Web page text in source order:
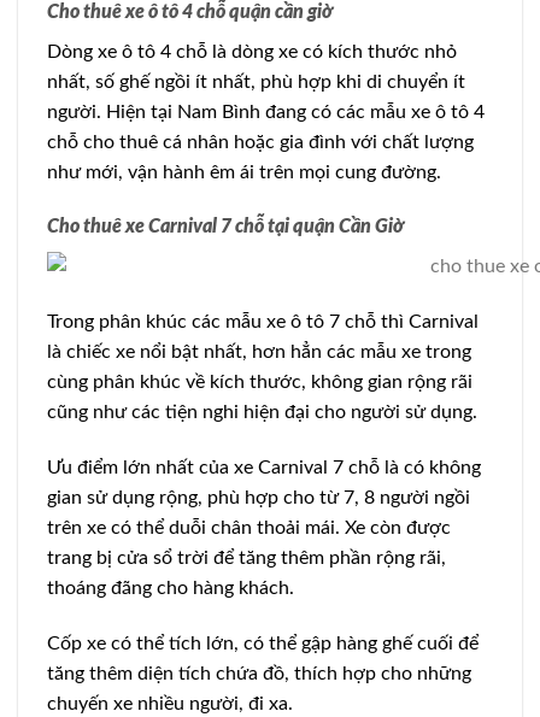
Cho thuê xe ô tô 4 chỗ quận cần giờ
Dòng xe ô tô 4 chỗ là dòng xe có kích thước nhỏ
nhất, số ghế ngồi ít nhất, phù hợp khi di chuyển ít
người. Hiện tại Nam Bình đang có các mẫu xe ô tô 4
chỗ cho thuê cá nhân hoặc gia đình với chất lượng
như mới, vận hành êm ái trên mọi cung đường.
Cho thuê xe Carnival 7 chỗ tại quận Cần Giờ
Trong phân khúc các mẫu xe ô tô 7 chỗ thì Carnival
là chiếc xe nổi bật nhất, hơn hẳn các mẫu xe trong
cùng phân khúc về kích thước, không gian rộng rãi
cũng như các tiện nghi hiện đại cho người sử dụng.
Ưu điểm lớn nhất của xe Carnival 7 chỗ là có không
gian sử dụng rộng, phù hợp cho từ 7, 8 người ngồi
trên xe có thể duỗi chân thoải mái. Xe còn được
trang bị cửa sổ trời để tăng thêm phần rộng rãi,
thoáng đãng cho hàng khách.
Cốp xe có thể tích lớn, có thể gập hàng ghế cuối để
tăng thêm diện tích chứa đồ, thích hợp cho những
chuyến xe nhiều người, đi xa.